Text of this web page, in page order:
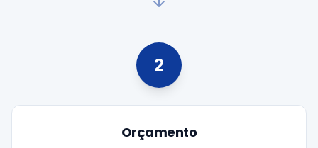
2
Orçamento